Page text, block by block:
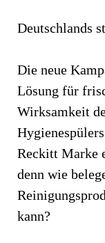
Deutschlands
Die neue
Lösung für
Wirksamkeit
Reckitt Marke
denn wie
kann?